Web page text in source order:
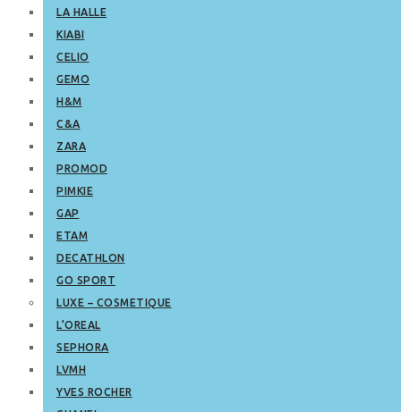
LA HALLE
KIABI
CELIO
GEMO
H&M
C&A
ZARA
PROMOD
PIMKIE
GAP
ETAM
DECATHLON
GO SPORT
LUXE – COSMETIQUE
L’OREAL
SEPHORA
LVMH
YVES ROCHER